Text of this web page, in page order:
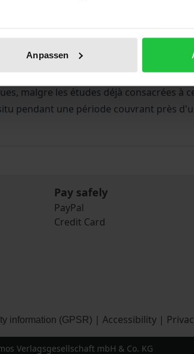
Anpassen
de gouvernement luunda, c'est
de la pénétration européenne en
malgre les études déjà consacrées à
pendant une période couvrant près
Pay safely
PayPal
Credit Card
information (GPSR) | Accessibility |
Verlagsgesellschaft mbH & Co. KG